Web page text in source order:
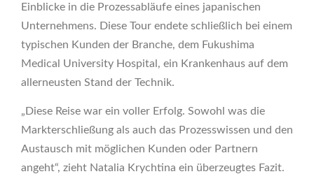
Einblicke in die Prozessabläufe eines japanischen
Unternehmens. Diese Tour endete schließlich bei einem
typischen Kunden der Branche, dem Fukushima
Medical University Hospital, ein Krankenhaus auf dem
allerneusten Stand der Technik.
„Diese Reise war ein voller Erfolg. Sowohl was die
Markterschließung als auch das Prozesswissen und den
Austausch mit möglichen Kunden oder Partnern
angeht“, zieht Natalia Krychtina ein überzeugtes Fazit.